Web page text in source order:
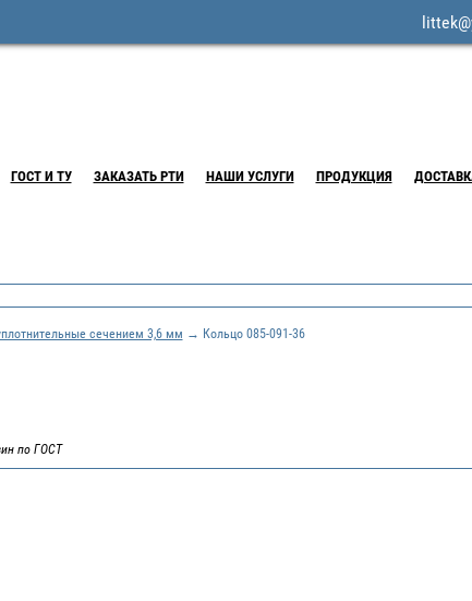
ГОСТ И ТУ ЗАКАЗАТЬ РТИ НАШИ УСЛУГИ ПРОДУКЦИЯ
сечением 3,6 мм → Кольцо 085-091-36
по ГОСТ